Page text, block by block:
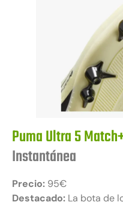
Puma Ultra 5
Instantánea
Precio: 95€
Destacado: La bota de